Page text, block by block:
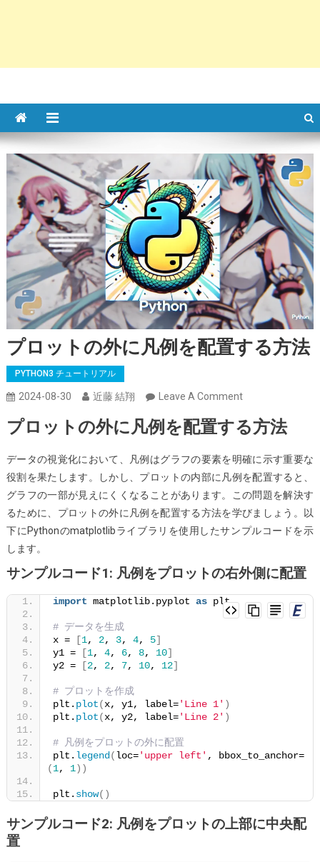
プロットの外に凡例を配置する方法
PYTHON3 チュートリアル
2024-08-30 近藤 結翔 Leave A CommentOn
ロ
ト
の
外
に
凡
を
配
置
プロットの外に凡例を配置する方法
データの視覚化において、凡例はグラフの要素を明確に示す重要な
役割を果たします。しかし、プロットの内部に凡例を配置すると、
グラフの一部が見えにくくなることがあります。この問題を解決す
るために、プロットの外に凡例を配置する方法を学びましょう。以
下にPythonのmatplotlibライブラリを使用したサンプルコードを示
します。
サンプルコード1: 凡例をプロットの右外側に配置
import matplotlib.pyplot as plt
# データを生成
x =
[1, 2, 3, 4, 5]
y1 =
[1, 4, 6, 8, 10]
y2 =
[2, 2, 7, 10, 12]
# プロットを作成
plt. plot(x, y1, label='Line 1' )
plt. plot(x, y2, label='Line 2' )
# 凡例をプロットの外に配置
plt. legend (loc='upper left' , bbox_to_anchor=
(1, 1))
plt. show()
サンプルコード2: 凡例をプロットの上部に中央配
置